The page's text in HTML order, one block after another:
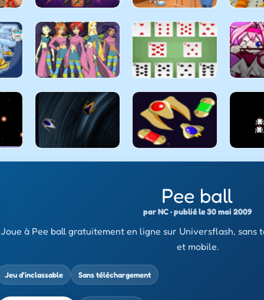
Pee ball
par NC · publié le 30 mai 2009
Joue à Pee ball gratuitement en ligne sur Universflash,
et mobile.
Jeu d’inclassable Sans téléchargement